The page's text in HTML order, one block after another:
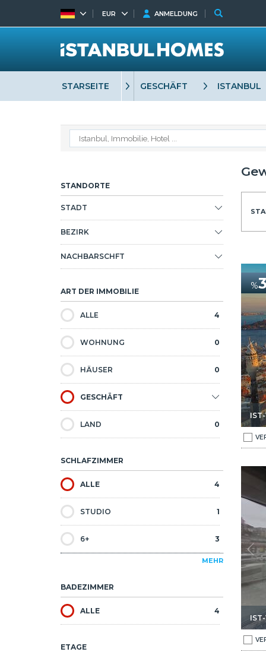
STARSEITE GESCHÄFT ISTANBUL
STANDORTE
STADT
BEZIRK
NACHBARSCHFT
ART DER IMMOBILIE
ALLE 4
WOHNUNG 0
HÄUSER 0
GESCHÄFT
LAND 0
SCHLAFZIMMER
ALLE 4
STUDIO 1
6+ 3
MEHR
BADEZIMMER
ALLE 4
ETAGE
In Beyoglu Istanbul 124-zimmer-hotel In Der Nähe Des Galata-turms In
%
Beyoglu Istanbul 1Große Geschäfte Mit Hohem Handelswert In Beyoglu
EUR ANMELDUNG